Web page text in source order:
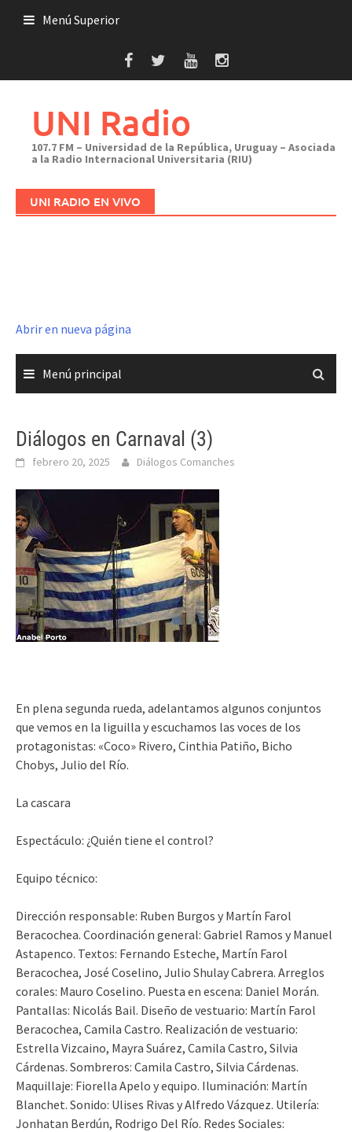
Menú Superior
UNI Radio
107.7 FM – Universidad de la República, Uruguay – Asociada
a la Radio Internacional Universitaria (RIU)
UNI RADIO EN VIVO
Abrir en nueva página
Menú principal
Diálogos en Carnaval (3)
febrero 20, 2025 Diálogos Comanches
En plena segunda rueda, adelantamos algunos conjuntos
que vemos en la liguilla y escuchamos las voces de los
protagonistas: «Coco» Rivero, Cinthia Patiño, Bicho
Chobys, Julio del Río.
La cascara
Espectáculo: ¿Quién tiene el control?
Equipo técnico:
Dirección responsable: Ruben Burgos y Martín Farol
Beracochea. Coordinación general: Gabriel Ramos y Manuel
Astapenco. Textos: Fernando Esteche, Martín Farol
Beracochea, José Coselino, Julio Shulay Cabrera. Arreglos
corales: Mauro Coselino. Puesta en escena: Daniel Morán.
Pantallas: Nicolás Bail. Diseño de vestuario: Martín Farol
Beracochea, Camila Castro. Realización de vestuario:
Estrella Vizcaino, Mayra Suárez, Camila Castro, Silvia
Cárdenas. Sombreros: Camila Castro, Silvia Cárdenas.
Maquillaje: Fiorella Apelo y equipo. Iluminación: Martín
Blanchet. Sonido: Ulises Rivas y Alfredo Vázquez. Utilería:
Jonhatan Berdún, Rodrigo Del Río. Redes Sociales: